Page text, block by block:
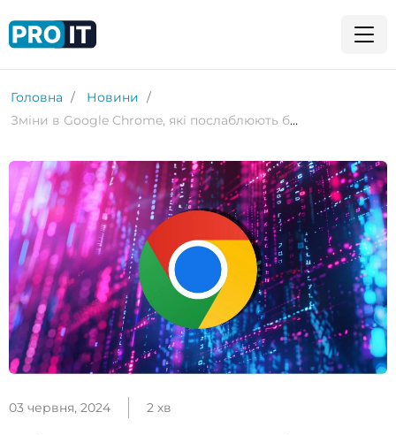
Головна
Новини
Зміни в Google Chrome, які послаблюють блокувальників реклами, починаються 3 червня
03 червня, 2024 2 хв